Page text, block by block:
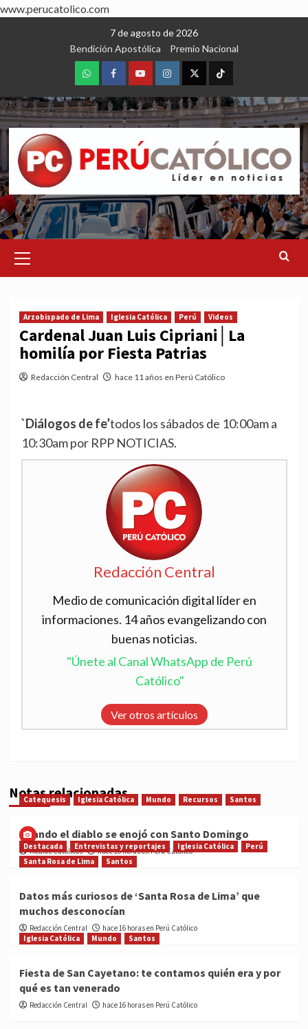
www.perucatolico.com
7 de agosto de 2026
Bendición Apostólica
Premio Nacional
WhatsAppFacebookYoutubeInstagram
X TikTok
Menu
Arzobispado de Lima Iglesia Católica Perú Videos
Cardenal Juan Luis Cipriani│La
homilía por Fiesta Patrias
Redacción Central hace 11 años en Perú Católico
`Diálogos de fe’todos los sábados de 10:00am a
10:30am por RPP NOTICIAS.
Redacción Central
Medio de comunicación digital líder en
informaciones. 14 años evangelizando con
buenas noticias.
"Únete al Canal WhatsApp de Perú
Católico"
Ver otros artículos
Notas relacionadas
Catequesis Iglesia Católica Mundo Recursos Santos
Cuando el diablo se enojó con Santo Domingo
Medios Católicos hace 16 horas en Perú Católico
Destacada Entrevistas y reportajes Iglesia Católica
Perú
Santa Rosa de Lima
Santos
Datos más curiosos de ‘Santa Rosa de Lima’ que
muchos desconocían
Redacción Central
hace 16 horas en Perú Católico
Iglesia Católica
Mundo Santos
Fiesta de San Cayetano: te contamos quién era y por
qué es tan venerado
Redacción Central hace 16 horas en Perú Católico